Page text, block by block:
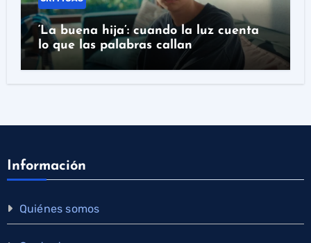
‘La buena hija’: cuando la luz cuenta
lo que las palabras callan
Información
Quiénes somos